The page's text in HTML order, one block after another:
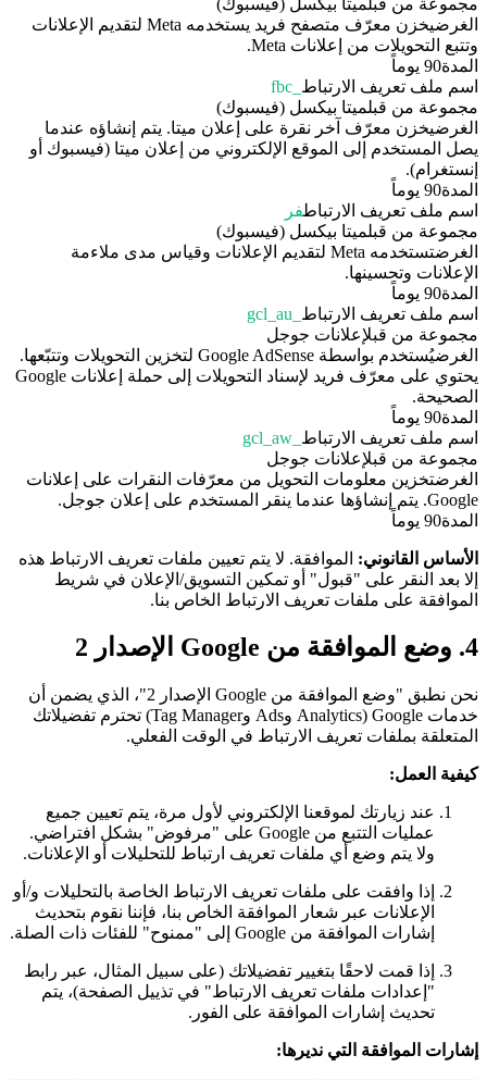
الغرض
يخزن معرّف متصفح فريد يستخدمه Meta لتقديم الإعلانات
وتتبع التحويلات من إعلانات Meta.
المدة90 يوماً
اسم ملف تعريف الارتباط
مجموعة من قبلميتا بيكسل (فيسبوك)
الغرضيخزن معرّف آخر نقرة على إعلان ميتا. يتم إنشاؤه عندما
يصل المستخدم إلى الموقع الإلكتروني من إعلان ميتا (فيسبوك أو
إنستغرام).
المدة90 يوماً
اسم ملف تعريف الارتباطفر
مجموعة من قبلميتا بيكسل (فيسبوك)
الغرض
تستخدمه Meta لتقديم الإعلانات وقياس مدى ملاءمة
الإعلانات وتحسينها.
المدة90 يوماً
اسم ملف تعريف الارتباط
مجموعة من قبلإعلانات جوجل
الغرض
يُستخدم بواسطة Google AdSense لتخزين التحويلات وتتبّعها.
يحتوي على معرّف فريد لإسناد التحويلات إلى حملة إعلانات Google
الصحيحة.
المدة90 يوماً
اسم ملف تعريف الارتباط
مجموعة من قبلإعلانات جوجل
الغرضتخزين معلومات التحويل من معرّفات النقرات على إعلانات
Google. يتم إنشاؤها عندما ينقر المستخدم على إعلان جوجل.
المدة90 يوماً
الأساس القانوني: الموافقة. لا يتم تعيين ملفات تعريف الارتباط هذه
إلا بعد النقر على "قبول" أو تمكين التسويق/الإعلان في شريط
الموافقة على ملفات تعريف الارتباط الخاص بنا.
4. وضع الموافقة من Google الإصدار 2
نحن نطبق "وضع الموافقة من Google الإصدار 2"، الذي يضمن أن
خدمات Google (Analytics وAds وTag Manager) تحترم تفضيلاتك
المتعلقة بملفات تعريف الارتباط في الوقت الفعلي.
كيفية العمل:
عند زيارتك لموقعنا الإلكتروني لأول مرة، يتم تعيين جميع
عمليات التتبع من Google على "مرفوض" بشكل افتراضي.
ولا يتم وضع أي ملفات تعريف ارتباط للتحليلات أو الإعلانات.
إذا وافقت على ملفات تعريف الارتباط الخاصة بالتحليلات و/أو
الإعلانات عبر شعار الموافقة الخاص بنا، فإننا نقوم بتحديث
إشارات الموافقة من Google إلى "ممنوح" للفئات ذات الصلة.
إذا قمت لاحقًا بتغيير تفضيلاتك (على سبيل المثال، عبر رابط
"إعدادات ملفات تعريف الارتباط" في تذييل الصفحة)، يتم
تحديث إشارات الموافقة على الفور.
إشارات الموافقة التي نديرها: